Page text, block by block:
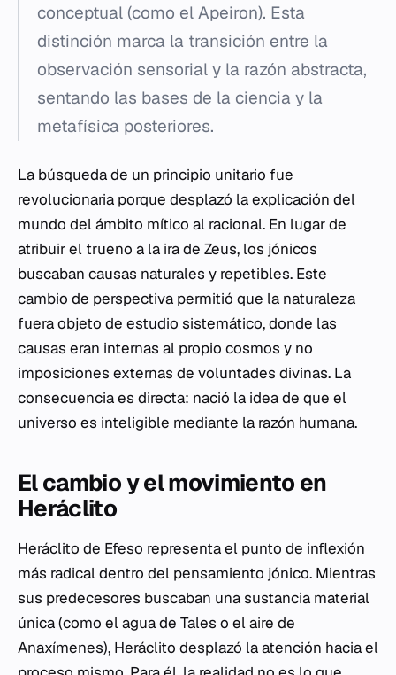
conceptual (como el Apeiron). Esta
distinción marca la transición entre la
observación sensorial y la razón abstracta,
sentando las bases de la ciencia y la
metafísica posteriores.
La búsqueda de un principio unitario fue
revolucionaria porque desplazó la explicación del
mundo del ámbito mítico al racional. En lugar de
atribuir el trueno a la ira de Zeus, los jónicos
buscaban causas naturales y repetibles. Este
cambio de perspectiva permitió que la naturaleza
fuera objeto de estudio sistemático, donde las
causas eran internas al propio cosmos y no
imposiciones externas de voluntades divinas. La
consecuencia es directa: nació la idea de que el
universo es inteligible mediante la razón humana.
El cambio y el movimiento en
Heráclito
Heráclito de Efeso representa el punto de inflexión
más radical dentro del pensamiento jónico. Mientras
sus predecesores buscaban una sustancia material
única (como el agua de Tales o el aire de
Anaxímenes), Heráclito desplazó la atención hacia el